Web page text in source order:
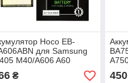
Hoco EB-
для Samsung
M40/A606 A60
₴ 450